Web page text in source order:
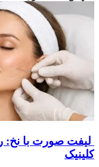
لیفت صورت با نخ:
کلینیک